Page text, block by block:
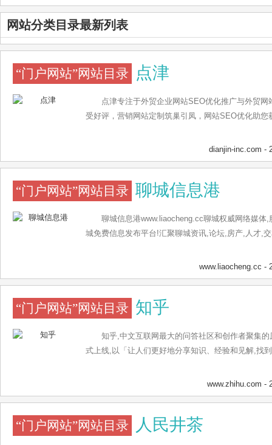
网站分类目录最新列表
“门户网站”网站目录 点津
点津专注于外贸企业网站SEO优化推广与外贸
受好评，营销网站定制筑巢引凤，网站SEO优化助您
dianjin-inc.com -
“门户网站”网站目录 聊城信息港
聊城信息港www.liaocheng.cc聊城权威网络媒体
城免费信息发布平台!汇聚聊城资讯,论坛,房产,人才,
www.liaocheng.cc -
“门户网站”网站目录 知乎
知乎,中文互联网最大的问答社区和创作者聚集
式上线,以「让人们更好地分享知识、经验和见解,找
www.zhihu.com -
“门户网站”网站目录 人民井茶